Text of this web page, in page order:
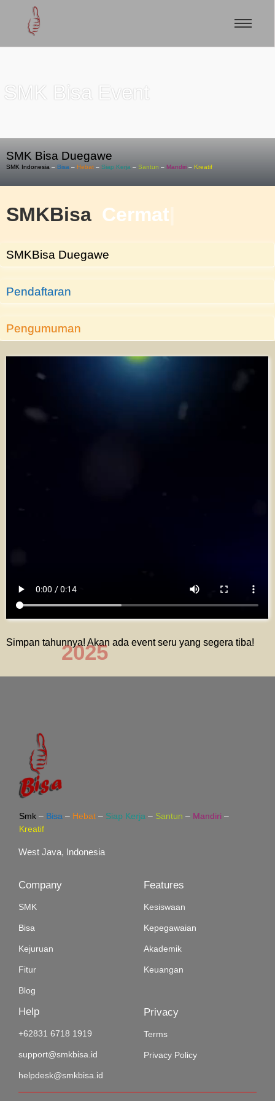
SMK Bisa Event
SMK Bisa Duegawe
SMK Indonesia – Bisa – Hebat – Siap Kerja – Santun – Mandiri – Kreatif
SMKBisa Cermat
SMKBisa Duegawe
Pendaftaran
Pengumuman
Simpan tahunnya! Akan ada event seru yang segera tiba!
2025
Smk – Bisa – Hebat – Siap Kerja – Santun – Mandiri –
Kreatif
West Java, Indonesia
Company
SMK
Bisa
Kejuruan
Fitur
Blog
Features
Kesiswaan
Kepegawaian
Akademik
Keuangan
Help
+62831 6718 1919
support@smkbisa.id
helpdesk@smkbisa.id
Privacy
Terms
Privacy Policy